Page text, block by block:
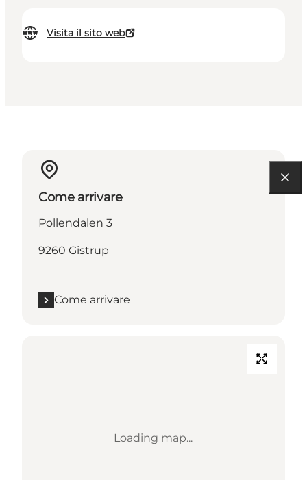
Visita il sito web
Come arrivare
Pollendalen 3
9260 Gistrup
Come arrivare
Loading map...